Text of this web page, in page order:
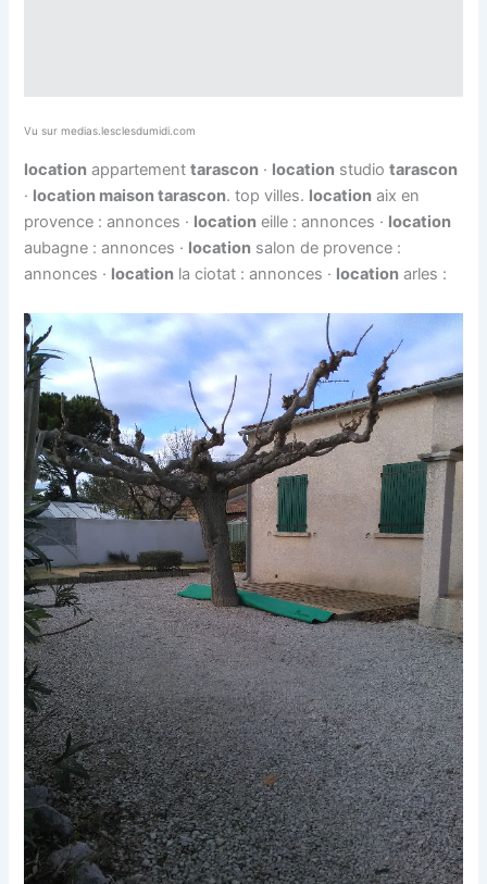
Vu sur medias.lesclesdumidi.com
location appartementtarascon · location studiotarascon
· location maison tarascon. top villes. location aix en
provence : annonces · location eille : annonces · location
aubagne : annonces · location salon de provence :
annonces · location la ciotat : annonces · location arles :